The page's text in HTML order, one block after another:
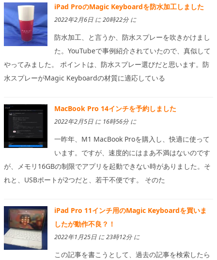
iPad ProのMagic Keyboardを防水加工しました
2022年2月6日 に 20時22分 に
防水加工、と言うか、防水スプレーを吹きかけまし
た。YouTubeで事例紹介されていたので、真似して
やってみました。 ポイントは、防水スプレー選びだと思います。防
水スプレーがMagic Keyboardの材質に適応している
MacBook Pro 14インチを予約しました
2022年2月5日 に 16時56分 に
一昨年、M1 MacBook Proを購入し、快適に使って
います。ですが、速度的にはまあ不満はないのです
が、メモリ16GBの制限でアプリを起動できない時がありました。そ
れと、USBポートが2つだと、若干不便です。 そのた
iPad Pro 11インチ用のMagic Keyboardを買いま
したが動作不良？！
2022年1月25日 に 23時12分 に
この記事を書こうとして、過去の記事を検索したら